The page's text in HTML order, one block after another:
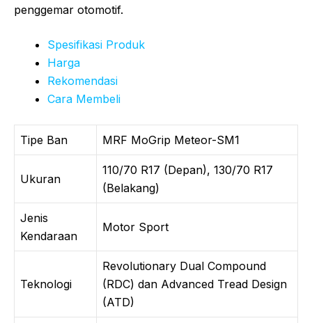
penggemar otomotif.
Spesifikasi Produk
Harga
Rekomendasi
Cara Membeli
Tipe Ban MRF MoGrip Meteor-SM1
Ukuran
110/70 R17 (Depan), 130/70 R17
(Belakang)
Jenis
Kendaraan
Motor Sport
Teknologi
Revolutionary Dual Compound
(RDC) dan Advanced Tread Design
(ATD)